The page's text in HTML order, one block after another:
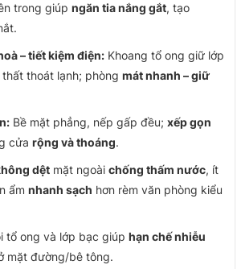
trong giúp ngăn tia nắng gắt, tạo
– tiết kiệm điện: Khoang tổ ong giữ lớp
thoát lạnh; phòng mát nhanh – giữ
Bề mặt phẳng, nếp gấp đều; xếp gọn
cửa rộng và thoáng.
dệt mặt ngoài chống thấm nước, ít
ẩm nhanh sạch hơn rèm văn phòng kiểu
tổ ong và lớp bạc giúp hạn chế nhiễu
mặt đường/bê tông.